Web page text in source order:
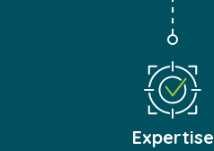
Expertise